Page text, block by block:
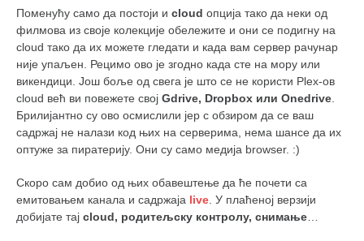
Поменућу само да постоји и cloud опција тако да неки од
филмова из своје колекције обележите и они се подигну на
cloud тако да их можете гледати и када вам сервер рачунар
није упаљен. Рецимо ово је згодно када сте на мору или
викендици. Још боље од свега је што се не користи Plex-ов
cloud већ ви повежете свој Gdrive, Dropbox или Onedrive.
Брилијантно су ово осмислили јер с обзиром да се ваш
садржај не налази код њих на серверима, нема шансе да их
оптуже за пиратерију. Они су само медија browser. :)
Скоро сам добио од њих обавештење да ће почети са
емитовањем канала и садржаја live. У плаћеној верзији
добијате тај cloud, родитељску контролу, снимање…